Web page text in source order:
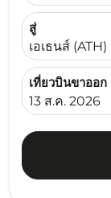
สู่
เอเธนส์
เที่ยวบินขาออก
fc-booking-
13 ส.ค. 2026